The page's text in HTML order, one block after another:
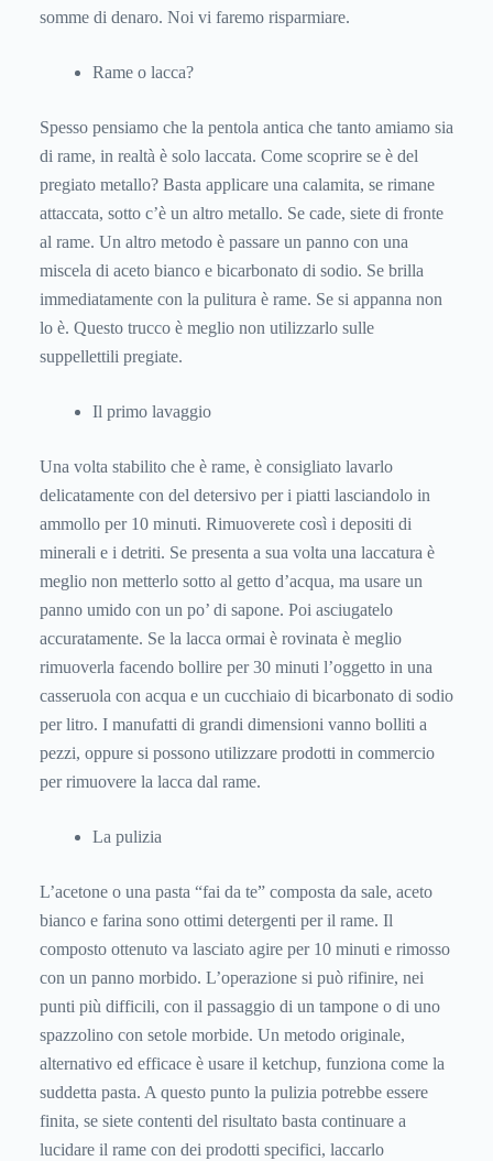
somme di denaro. Noi vi faremo risparmiare.
Rame o lacca?
Spesso pensiamo che la pentola antica che tanto amiamo sia
di rame, in realtà è solo laccata. Come scoprire se è del
pregiato metallo? Basta applicare una calamita, se rimane
attaccata, sotto c’è un altro metallo. Se cade, siete di fronte
al rame. Un altro metodo è passare un panno con una
miscela di aceto bianco e bicarbonato di sodio. Se brilla
immediatamente con la pulitura è rame. Se si appanna non
lo è. Questo trucco è meglio non utilizzarlo sulle
suppellettili pregiate.
Il primo lavaggio
Una volta stabilito che è rame, è consigliato lavarlo
delicatamente con del detersivo per i piatti lasciandolo in
ammollo per 10 minuti. Rimuoverete così i depositi di
minerali e i detriti. Se presenta a sua volta una laccatura è
meglio non metterlo sotto al getto d’acqua, ma usare un
panno umido con un po’ di sapone. Poi asciugatelo
accuratamente. Se la lacca ormai è rovinata è meglio
rimuoverla facendo bollire per 30 minuti l’oggetto in una
casseruola con acqua e un cucchiaio di bicarbonato di sodio
per litro. I manufatti di grandi dimensioni vanno bolliti a
pezzi, oppure si possono utilizzare prodotti in commercio
per rimuovere la lacca dal rame.
La pulizia
L’acetone o una pasta “fai da te” composta da sale, aceto
bianco e farina sono ottimi detergenti per il rame. Il
composto ottenuto va lasciato agire per 10 minuti e rimosso
con un panno morbido. L’operazione si può rifinire, nei
punti più difficili, con il passaggio di un tampone o di uno
spazzolino con setole morbide. Un metodo originale,
alternativo ed efficace è usare il ketchup, funziona come la
suddetta pasta. A questo punto la pulizia potrebbe essere
finita, se siete contenti del risultato basta continuare a
lucidare il rame con dei prodotti specifici, laccarlo